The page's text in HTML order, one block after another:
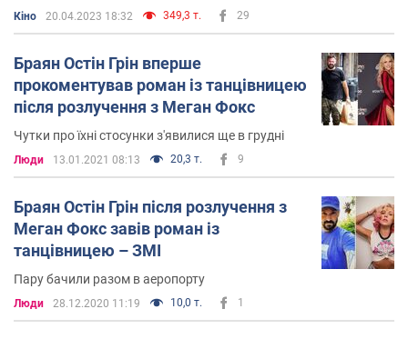
Кіно 20.04.2023 18:32 349,3 т. 29
Браян Остін Грін вперше
прокоментував роман із танцівницею
після розлучення з Меган Фокс
Чутки про їхні стосунки з'явилися ще в грудні
Люди 13.01.2021 08:13 20,3 т. 9
Браян Остін Грін після розлучення з
Меган Фокс завів роман із
танцівницею – ЗМІ
Пару бачили разом в аеропорту
Люди 28.12.2020 11:19 10,0 т. 1